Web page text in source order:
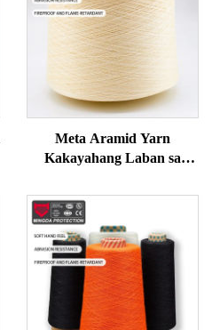
Meta Aramid Yarn
Kakayahang Laban sa
Temperatura Retardant
para sa Paglilipat at
Pagbubuhos Mataas na
Lakas na Teknikal na Yarn